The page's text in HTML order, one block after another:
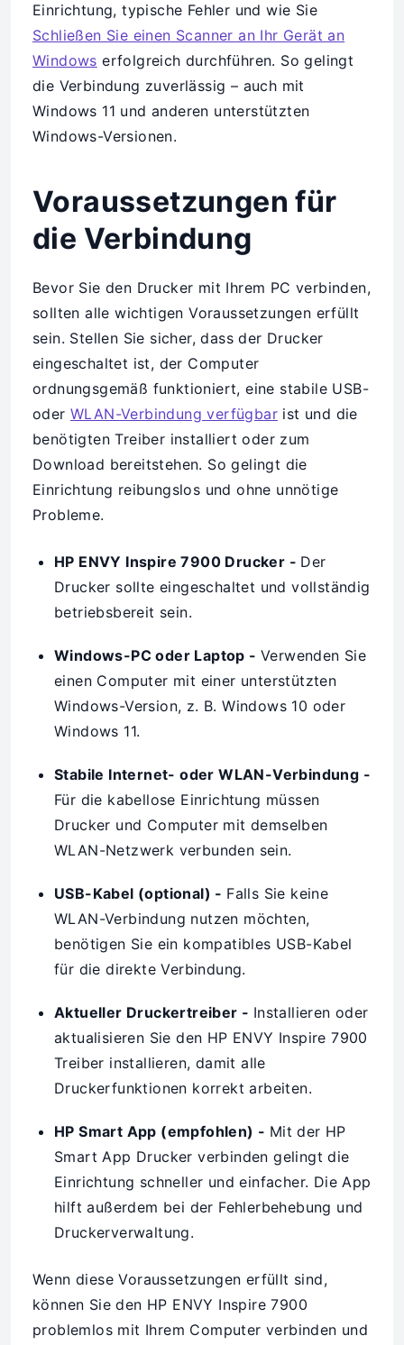
Einrichtung, typische Fehler und wie Sie
Schließen Sie einen Scanner an Ihr Gerät an
Windows erfolgreich durchführen. So gelingt
die Verbindung zuverlässig – auch mit
Windows 11 und anderen unterstützten
Windows-Versionen.
Voraussetzungen für
die Verbindung
Bevor Sie den Drucker mit Ihrem PC verbinden,
sollten alle wichtigen Voraussetzungen erfüllt
sein. Stellen Sie sicher, dass der Drucker
eingeschaltet ist, der Computer
ordnungsgemäß funktioniert, eine stabile USB-
oder WLAN-Verbindung verfügbar ist und die
benötigten Treiber installiert oder zum
Download bereitstehen. So gelingt die
Einrichtung reibungslos und ohne unnötige
Probleme.
HP ENVY Inspire 7900 Drucker - Der
Drucker sollte eingeschaltet und vollständig
betriebsbereit sein.
Windows-PC oder Laptop - Verwenden Sie
einen Computer mit einer unterstützten
Windows-Version, z. B. Windows 10 oder
Windows 11.
Stabile Internet- oder WLAN-Verbindung -
Für die kabellose Einrichtung müssen
Drucker und Computer mit demselben
WLAN-Netzwerk verbunden sein.
USB-Kabel (optional) - Falls Sie keine
WLAN-Verbindung nutzen möchten,
benötigen Sie ein kompatibles USB-Kabel
für die direkte Verbindung.
Aktueller Druckertreiber - Installieren oder
aktualisieren Sie den HP ENVY Inspire 7900
Treiber installieren, damit alle
Druckerfunktionen korrekt arbeiten.
HP Smart App (empfohlen) - Mit der HP
Smart App Drucker verbinden gelingt die
Einrichtung schneller und einfacher. Die App
hilft außerdem bei der Fehlerbehebung und
Druckerverwaltung.
Wenn diese Voraussetzungen erfüllt sind,
können Sie den HP ENVY Inspire 7900
problemlos mit Ihrem Computer verbinden und